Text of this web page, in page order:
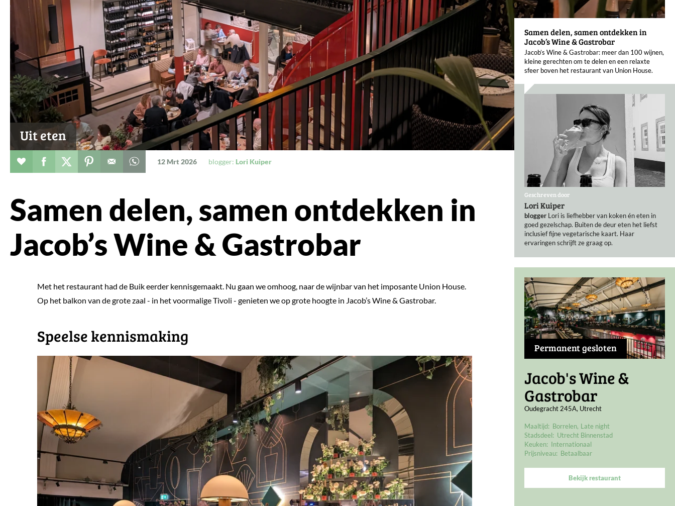
Uit eten
Samen delen, samen ontdekken in
Jacob’s Wine & Gastrobar
Jacob’s Wine & Gastrobar: meer dan 100 wijnen,
kleine gerechten om te delen en een relaxte
sfeer boven het restaurant van Union House.
Geschreven door
Lori Kuiper
blogger Lori is liefhebber van koken én eten in
goed gezelschap. Buiten de deur eten het liefst
inclusief fijne vegetarische kaart. Haar
ervaringen schrijft ze graag op.
Permanent gesloten
Jacob's Wine &
Gastrobar
Oudegracht 245A, Utrecht
Maaltijd: Borrelen Late night
Stadsdeel: Utrecht Binnenstad
Keuken: Internationaal
Prijsniveau: Betaalbaar
Bekijk restaurant
Verhaal toevoegen aan favorieten
Deel dit op facebook
Deel dit op twitter
Deel dit op pinterestWhatsapp dit bericht
12 Mrt 2026 blogger: Lori Kuiper
Samen delen, samen ontdekken in
Jacob’s Wine & Gastrobar
Met het restaurant had de Buik eerder kennisgemaakt. Nu gaan we omhoog, naar de wijnbar van het imposante Union House.
Op het balkon van de grote zaal - in het voormalige Tivoli - genieten we op grote hoogte in Jacob’s Wine & Gastrobar.
​Speelse kennismaking